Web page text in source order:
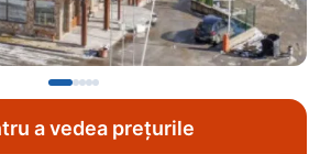
a vedea prețurile